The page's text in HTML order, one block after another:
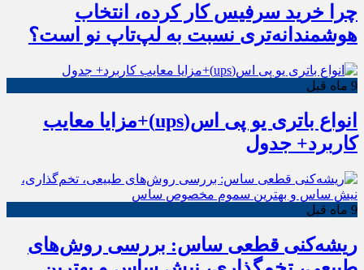
چرا خرید سرفیس کار کرده، انتخاب
هوشمندانه‌تری نسبت به لپ‌تاپ نو است؟
9 ماه قبل
انواع باتری یو پی اس(ups)+مزایا معایب
کاربرد+ جدول
9 ماه قبل
ریشه‌کنی قطعی ساس: بررسی روش‌های